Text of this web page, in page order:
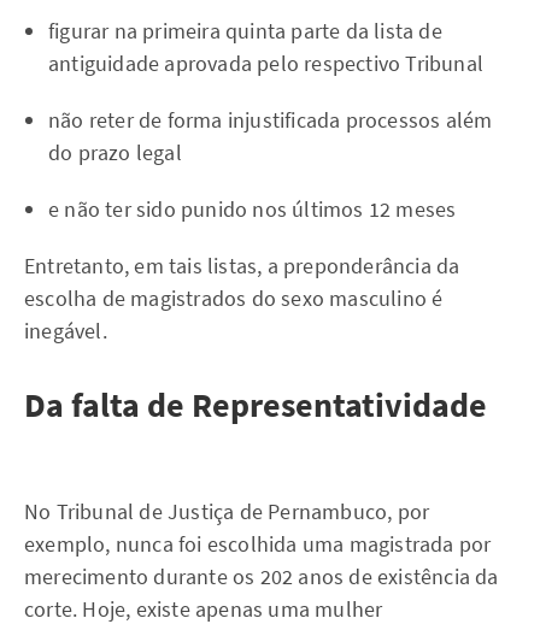
figurar na primeira quinta parte da lista de
antiguidade aprovada pelo respectivo Tribunal
não reter de forma injustificada processos além
do prazo legal
e não ter sido punido nos últimos 12 meses
Entretanto, em tais listas, a preponderância da
escolha de magistrados do sexo masculino é
inegável.
Da falta de Representatividade
No Tribunal de Justiça de Pernambuco, por
exemplo, nunca foi escolhida uma magistrada por
merecimento durante os 202 anos de existência da
corte. Hoje, existe apenas uma mulher